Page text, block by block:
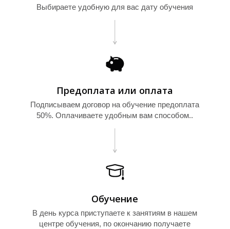
Выбираете удобную для вас дату обучения
Предоплата или оплата
Подписываем договор на обучение предоплата
50%. Оплачиваете удобным вам способом..
Обучение
В день курса приступаете к занятиям в нашем
центре обучения, по окончанию получаете